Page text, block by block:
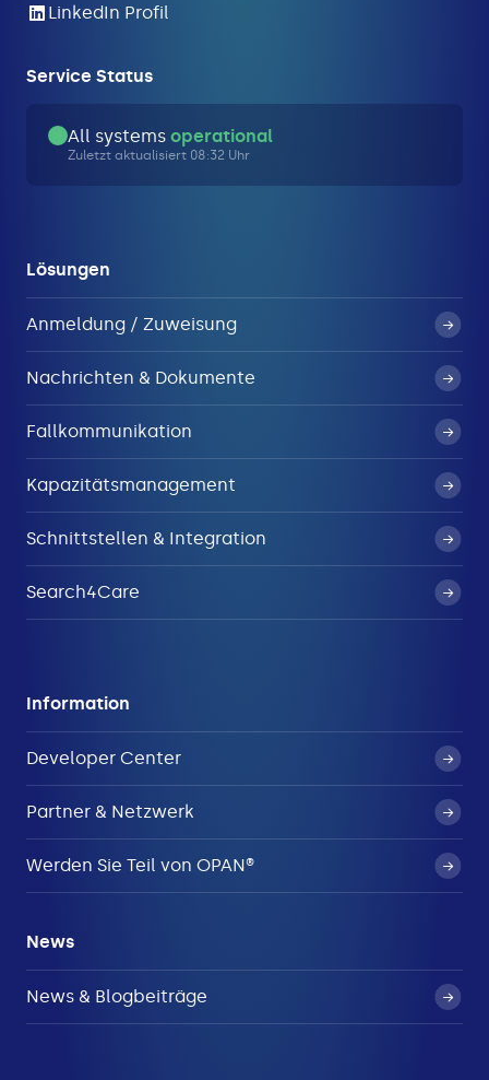
LinkedIn Profil
Service Status
All systems operational
Zuletzt aktualisiert 08:32 Uhr
Lösungen
Anmeldung / Zuweisung
Nachrichten & Dokumente
Fallkommunikation
Kapazitätsmanagement
Schnittstellen & Integration
Search4Care
Information
Developer Center
Partner & Netzwerk
Werden Sie Teil von OPAN®
News
News & Blogbeiträge